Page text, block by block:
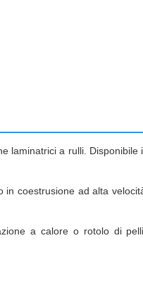
laminatrici a rulli.
coestrusione ad alta
a calore o rotolo di